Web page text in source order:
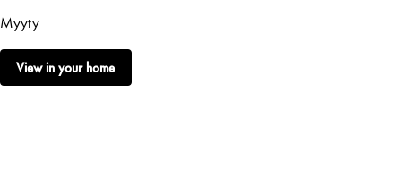
Myyty
View in your home